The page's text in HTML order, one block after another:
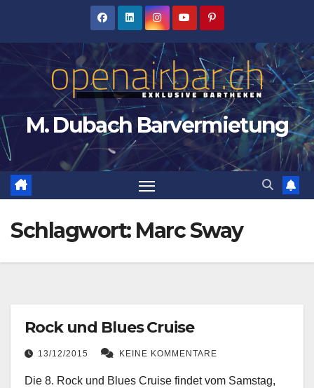
M. Dubach Barvermietung
Schlagwort: Marc Sway
Rock und Blues Cruise
13/12/2015 KEINE KOMMENTARE
Die 8. Rock und Blues Cruise findet vom Samstag,